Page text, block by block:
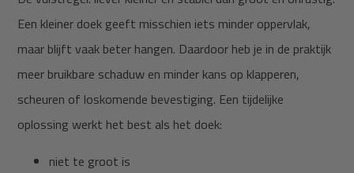
Een kleiner doek geeft misschien iets minder oppervlak,
maar blijft vaak beter hangen. Daardoor heb je in de praktijk
meer bruikbare schaduw en minder kans op klapperen,
scheuren of loskomende bevestiging. Een tijdelijke
oplossing werkt het best als het doek:
niet te groot is